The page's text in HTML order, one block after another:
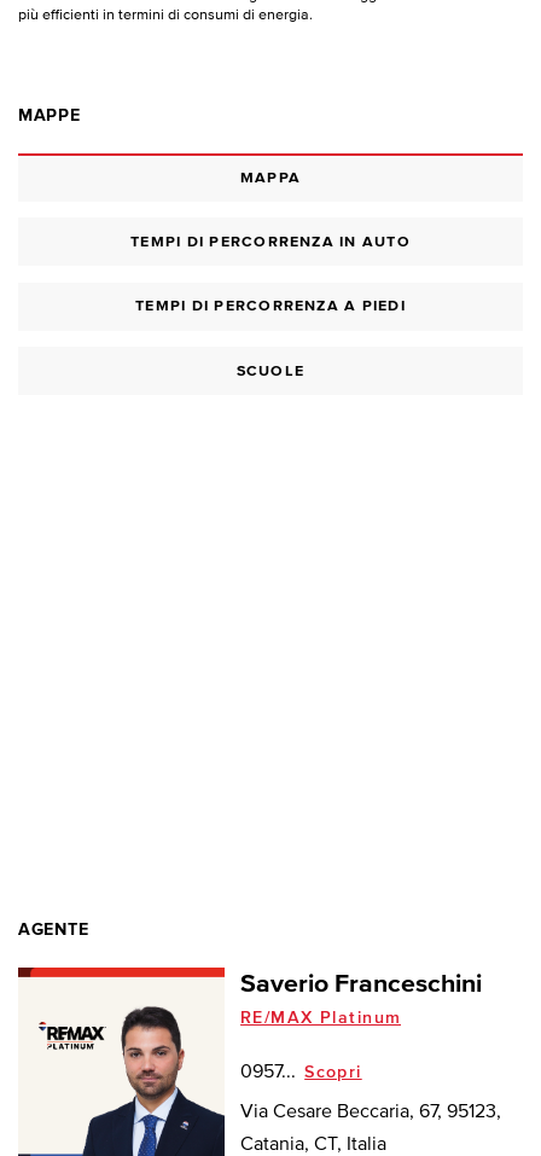
più efficienti in termini di consumi di energia.
MAPPE
MAPPA
TEMPI DI PERCORRENZA IN AUTO
TEMPI DI PERCORRENZA A PIEDI
SCUOLE
AGENTE
Saverio Franceschini
RE/MAX Platinum
0957... Scopri
Via Cesare Beccaria, 67, 95123,
Catania, CT, Italia